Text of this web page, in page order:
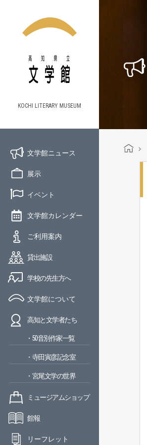
KOCHI LITERARY MUSEUM
文学館ニュース
展示
イベント
文学館カレンダー
ご利用案内
貸出施設
学校の先生方へ
文学館について
高知と文学者たち
・50音別作家一覧
・寺田寅彦記念室
・宮尾文学の世界
ミュージアムショップ
館報
リーフレット